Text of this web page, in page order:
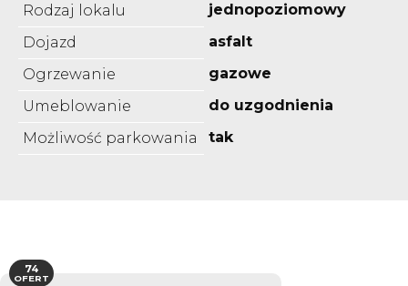
Rodzaj lokalu
jednopoziomowy
Dojazd
asfalt
Ogrzewanie
gazowe
Umeblowanie
do uzgodnienia
Możliwość parkowania
tak
74
OFERT